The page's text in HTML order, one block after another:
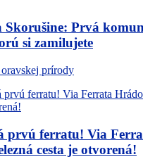
Skorušine: Prvá
si zamilujete
prírody
prvú ferratu! Via
cesta je otvorená!